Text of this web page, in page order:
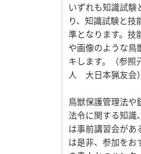
いずれも知識試験
り、知識試験と
準となります。技
や画像のような鳥
キします。（参照
人 大日本猟友会）
鳥獣保護管理法や
法令に関する知識
は事前講習会があ
は是非、参加をお